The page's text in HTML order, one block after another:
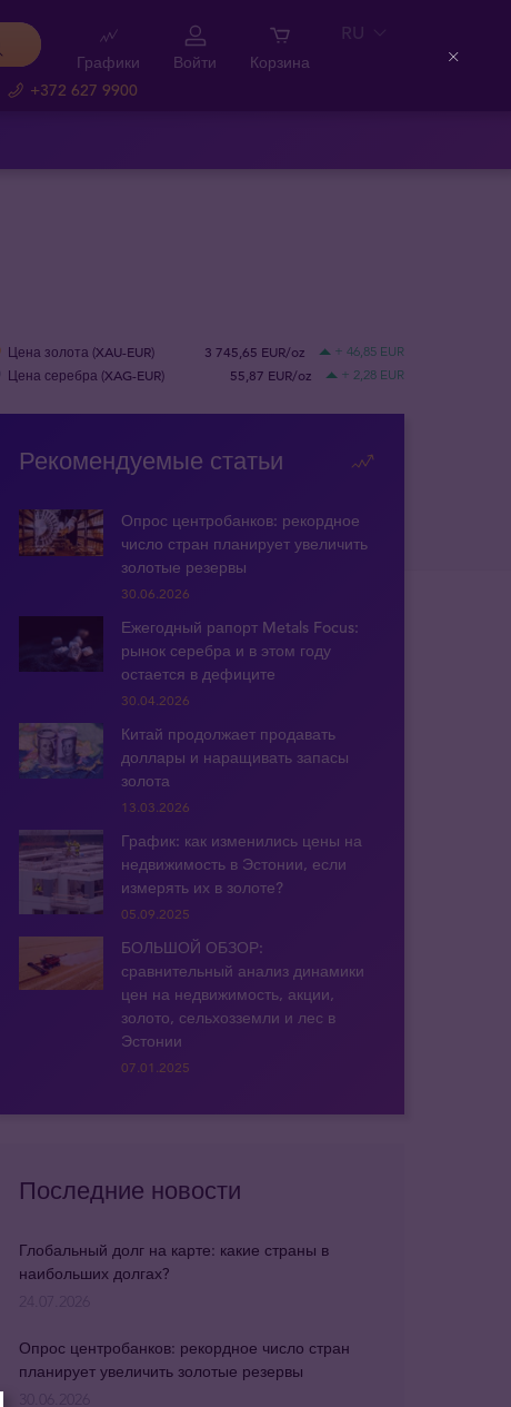
+372 627 9900
Графики Войти Корзина
RU
Цена золота (XAU-EUR) 3 745,65 EUR/oz + 46,85 EUR
Цена серебра (XAG-EUR) 55,87 EUR/oz + 2,28 EUR
Рекомендуемые статьи
Опрос центробанков: рекордное
число стран планирует увеличить
золотые резервы
30.06.2026
Ежегодный рапорт Metals Focus:
рынок серебра и в этом году
остается в дефиците
30.04.2026
Китай продолжает продавать
доллары и наращивать запасы
золота
13.03.2026
График: как изменились цены на
недвижимость в Эстонии, если
измерять их в золоте?
05.09.2025
БОЛЬШОЙ ОБЗОР:
сравнительный анализ динамики
цен на недвижимость, акции,
золото, сельхозземли и лес в
Эстонии
07.01.2025
Последние новости
Глобальный долг на карте: какие страны в
наибольших долгах?
Опрос центробанков: рекордное число стран
планирует увеличить золотые резервы
Close